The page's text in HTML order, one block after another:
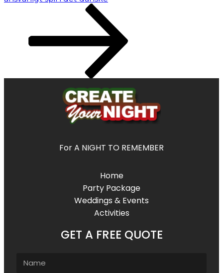
For A NIGHT TO REMEMBER
Home
Party Package
Weddings & Events
Activities
GET A FREE QUOTE